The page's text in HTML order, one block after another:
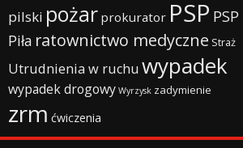
pilski pożar prokurator PSP PSP
Piła ratownictwo medyczne Straż
Utrudnienia w ruchu wypadek
wypadek drogowy Wyrzysk zadymienie
zrm ćwiczenia